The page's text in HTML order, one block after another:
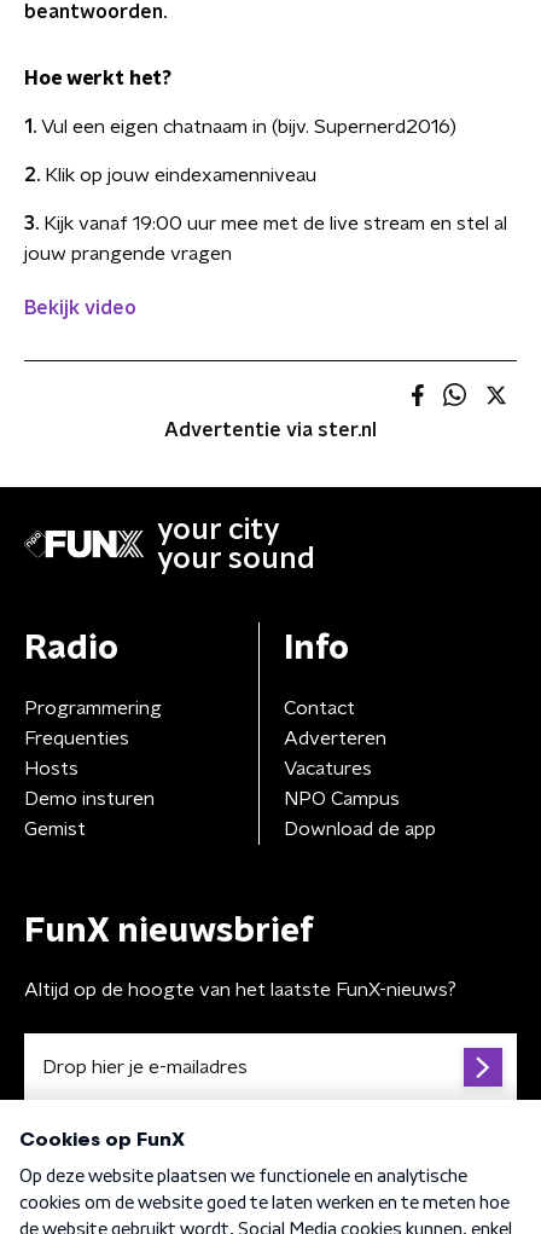
beantwoorden.
Hoe werkt het?
1. Vul een eigen chatnaam in (bijv. Supernerd2016)
2. Klik op jouw eindexamenniveau
3. Kijk vanaf 19:00 uur mee met de live stream en stel al
jouw prangende vragen
Bekijk video
Advertentie via ster.nl
your city
your sound
Radio
Programmering
Frequenties
Hosts
Demo insturen
Gemist
Info
Contact
Adverteren
Vacatures
NPO Campus
Download de app
FunX nieuwsbrief
Altijd op de hoogte van het laatste FunX-nieuws?